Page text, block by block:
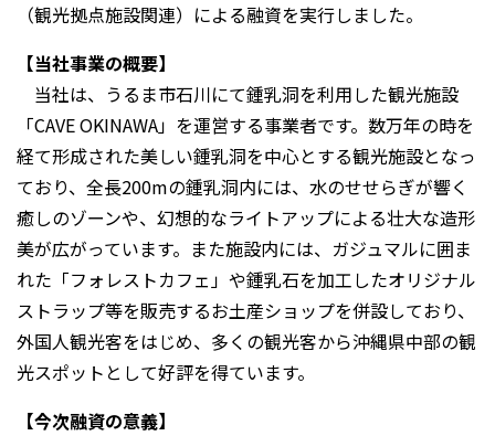
（観光拠点施設関連）による融資を実行しました。
【当社事業の概要】
当社は、うるま市石川にて鍾乳洞を利用した観光施設
「CAVE OKINAWA」を運営する事業者です。数万年の時を
経て形成された美しい鍾乳洞を中心とする観光施設となっ
ており、全長200mの鍾乳洞内には、水のせせらぎが響く
癒しのゾーンや、幻想的なライトアップによる壮大な造形
美が広がっています。また施設内には、ガジュマルに囲ま
れた「フォレストカフェ」や鍾乳石を加工したオリジナル
ストラップ等を販売するお土産ショップを併設しており、
外国人観光客をはじめ、多くの観光客から沖縄県中部の観
光スポットとして好評を得ています。
【今次融資の意義】